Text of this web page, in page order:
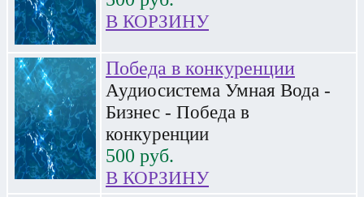
В КОРЗИНУ
Победа в конкуренции
Аудиосистема Умная Вода -
Бизнес - Победа в
конкуренции
500 руб.
В КОРЗИНУ